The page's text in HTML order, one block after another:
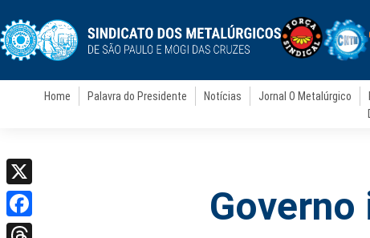
Home Palavra do Presidente Notícias Jornal O Metalúrgico
X
Facebook